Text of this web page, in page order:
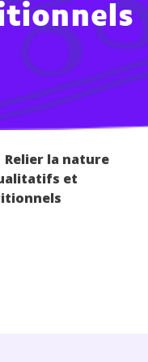
Relier la nature
et